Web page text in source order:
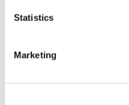
Statistics
Marketing